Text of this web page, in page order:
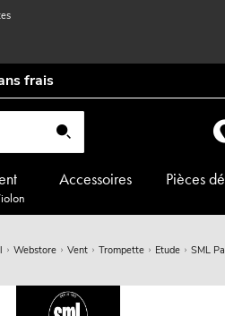
frais
Accessoires Pièces
Webstore Vent Trompette Etude SML